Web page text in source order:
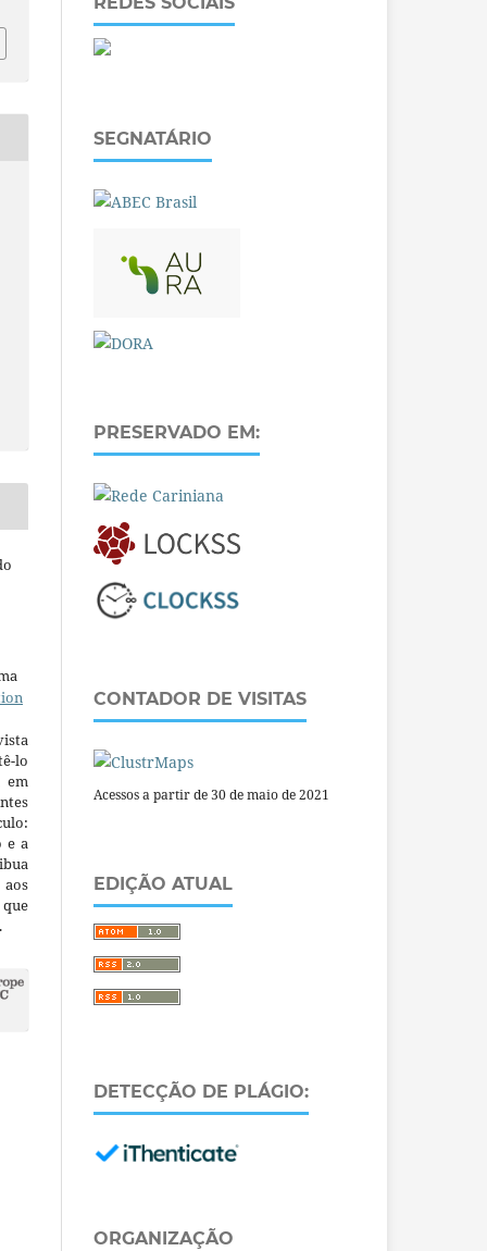
lo
em
e a
SEGNATÁRIO
PRESERVADO EM:
CONTADOR DE VISITAS
Acessos a partir de 30 de maio de 2021
EDIÇÃO ATUAL
DETECÇÃO DE PLÁGIO:
ORGANIZAÇÃO